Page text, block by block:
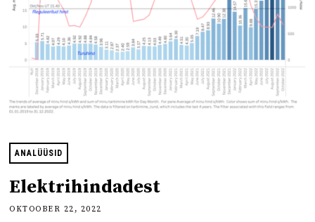
ANALÜÜSID
Elektrihindadest
OKTOOBER 22, 2022